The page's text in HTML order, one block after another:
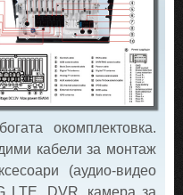
окомплектовка.
кабели за монтаж
(аудио-видео
LTE, DVR, камера за